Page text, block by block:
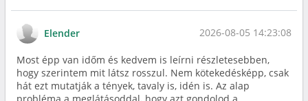
Elender 2026-08-05 14:23:08
Most épp van időm és kedvem is leírni részletesebben,
hogy szerintem mit látsz rosszul. Nem kötekedésképp, csak
hát ezt mutatják a tények, tavaly is, idén is. Az alap